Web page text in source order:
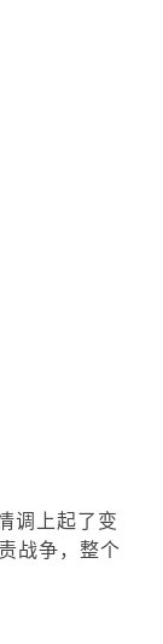
调上起了变
战争，整个